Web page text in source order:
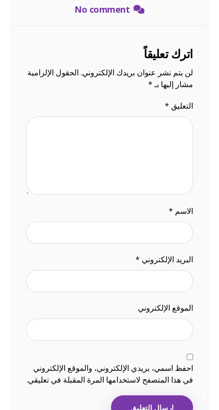
No comment
اترك تعليقاً
لن يتم نشر عنوان بريدك الإلكتروني. الحقول الإلزامية
مشار إليها بـ*
التعليق *
الاسم *
البريد الإلكتروني *
الموقع الإلكتروني
احفظ اسمي، بريدي الإلكتروني، والموقع الإلكتروني
في هذا المتصفح لاستخدامها المرة المقبلة في تعليقي.
إرسال التعليق